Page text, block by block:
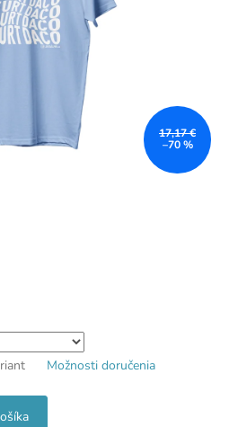
17,17 €
–70 %
Možnosti doručenia